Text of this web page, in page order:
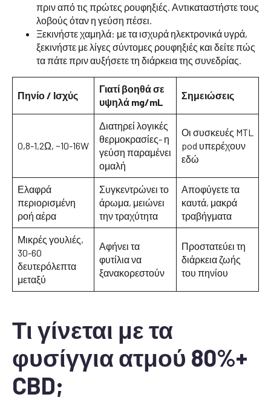
πριν από τις πρώτες ρουφηξιές. Αντικαταστήστε τους
λοβούς όταν η γεύση πέσει.
Ξεκινήστε χαμηλά: με τα ισχυρά ηλεκτρονικά υγρά,
ξεκινήστε με λίγες σύντομες ρουφηξιές και δείτε πώς
τα πάτε πριν αυξήσετε τη διάρκεια της συνεδρίας.
Πηνίο / Ισχύς
Γιατί βοηθά σε
υψηλά mg/mL
Σημειώσεις
0,8-1,2Ω, ~10-16W
Διατηρεί λογικές
θερμοκρασίες- η
γεύση παραμένει
ομαλή
Οι συσκευές MTL
pod υπερέχουν
εδώ
Ελαφρά
περιορισμένη
ροή αέρα
Συγκεντρώνει το
άρωμα, μειώνει
την τραχύτητα
Αποφύγετε τα
καυτά, μακρά
τραβήγματα
Μικρές γουλιές,
30-60
δευτερόλεπτα
μεταξύ
Αφήνει τα
φυτίλια να
ξανακορεστούν
Προστατεύει τη
διάρκεια ζωής
του πηνίου
Τι γίνεται με τα
φυσίγγια ατμού 80%+
CBD;